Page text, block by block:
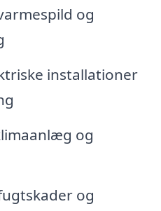
og
installationer
og
og